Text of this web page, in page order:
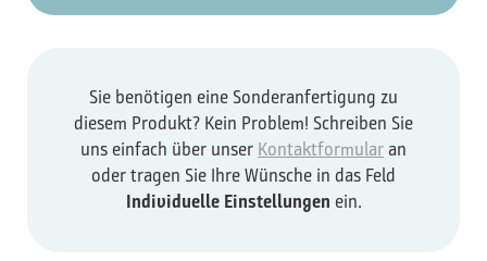
Sie benötigen eine Sonderanfertigung zu
diesem Produkt? Kein Problem! Schreiben Sie
uns einfach über unser Kontaktformular an
oder tragen Sie Ihre Wünsche in das Feld
Individuelle Einstellungen ein.